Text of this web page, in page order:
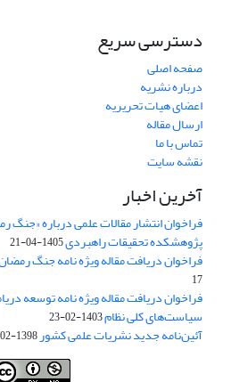
دسترسی سریع
صفحه اصلی
درباره نشریه
اعضای هیات تحریریه
ارسال مقاله
تماس با ما
نقشه سایت
آخرین اخبار
فراخوان انتشار مقالات علمی درباره «جنگ
پژوهشکده تحقیقات راهبردی1405-04-21
فراخوان دریافت مقاله ویژه نامه جنگ
17
فراخوان دریافت مقاله ویژه نامه توسعه
سیاست‌های کلی نظام1403-02-23
آئین‌نامه جدید نشریات علمی کشور1398-02-22